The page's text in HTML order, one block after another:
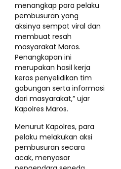
menangkap para pelaku
pembusuran yang
aksinya sempat viral dan
membuat resah
masyarakat Maros.
Penangkapan ini
merupakan hasil kerja
keras penyelidikan tim
gabungan serta informasi
dari masyarakat,” ujar
Kapolres Maros.
Menurut Kapolres, para
pelaku melakukan aksi
pembusuran secara
acak, menyasar